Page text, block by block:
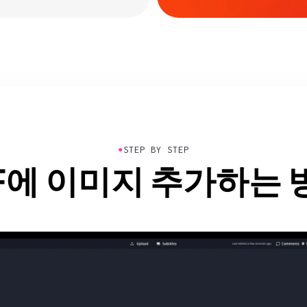
●STEP BY STEP
이미지 추가하는